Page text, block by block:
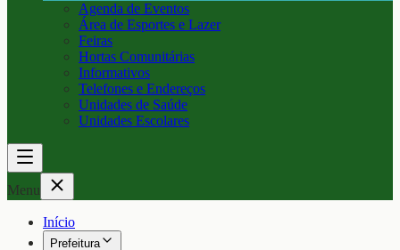
Agenda de Eventos
Área de Esportes e Lazer
Feiras
Hortas Comunitárias
Informativos
Telefones e Endereços
Unidades de Saúde
Unidades Escolares
Menu
Início
Prefeitura